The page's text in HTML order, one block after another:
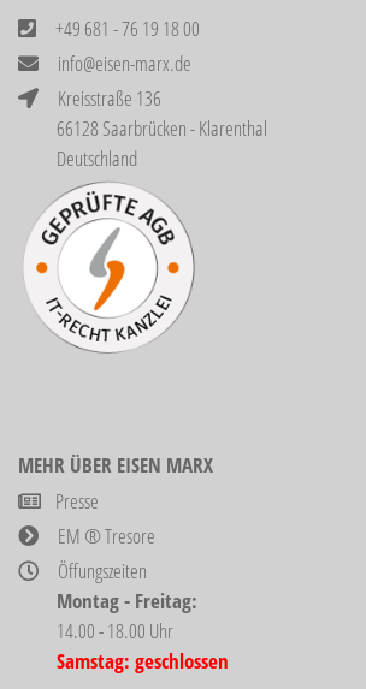
+49 681 - 76 19 18 00
info@eisen-marx.de
Kreisstraße 136
66128 Saarbrücken - Klarenthal
Deutschland
MEHR ÜBER EISEN MARX
Presse
EM ® Tresore
Öffungszeiten
Montag - Freitag:
14.00 - 18.00 Uhr
Samstag: geschlossen